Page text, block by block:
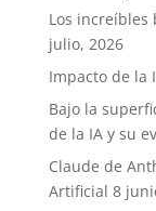
Los increíbles
julio, 2026
Impacto de la
Bajo la
de la IA y su
Claude de
Artificial 8